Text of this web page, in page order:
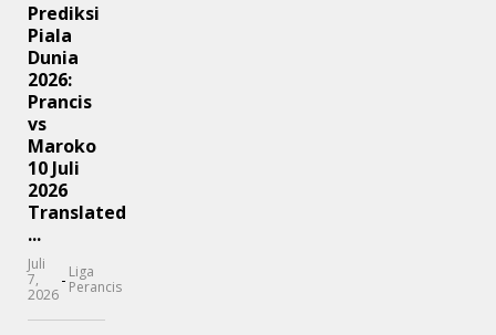
Prediksi
Piala
Dunia
2026:
Prancis
vs
Maroko
10 Juli
2026
Translated
...
Juli
7,
2026
- Liga
Perancis